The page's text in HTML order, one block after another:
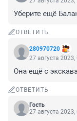
Уберите ещё
ОТВЕТИТЬ
280970720
27 августа 2023,
Она ещё с
ОТВЕТИТЬ
Гость
27 августа 2023,